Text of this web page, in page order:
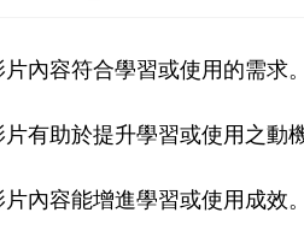
片內容符合學習或使用的需求
有助於提升學習或使用之動
內容能增進學習或使用成效